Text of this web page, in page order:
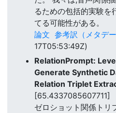
るための包括的実験を
てる可能性がある。
論文 参考訳（メタデー
17T05:53:49Z)
RelationPrompt:
Generate Synthetic
Relation Triplet
[65.4337085607711]
ゼロショット関係トリ